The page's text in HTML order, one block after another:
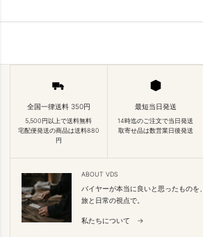
全国一律送料 350円
5,500円以上で送料無料
宅配便発送の商品は送料880
円
最短当日発送
14時迄のご注文で当日発送
取寄せ品は数営業日後発送
ABOUT VDS
バイヤーが本当に良いと思ったものを、
旅と日常の視点で。
私たちについて →